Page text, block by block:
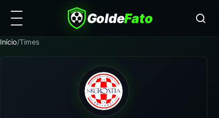
GoldeFato
Início/Times